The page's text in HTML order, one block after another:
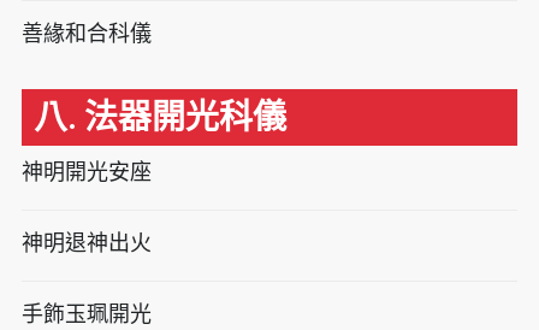
善緣和合科儀
八. 法器開光科儀
神明開光安座
神明退神出火
手飾玉珮開光